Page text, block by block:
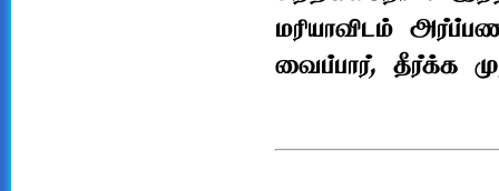
மரியாவிடம்
வைப்பார், தீர்க்க